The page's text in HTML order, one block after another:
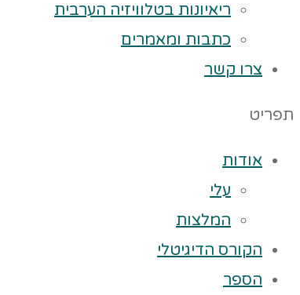
ריאיונות בטלוויזיה הערבית
כתבות ומאמרים
צרו קשר
תפריט
אודות
עלי
המלצות
הקורס הדיגיטלי
הספר